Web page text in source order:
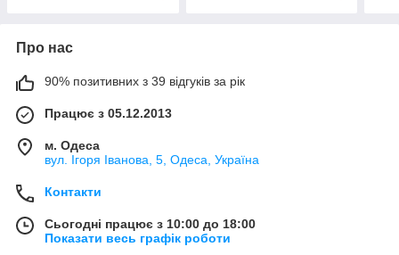
Про нас
90% позитивних з 39 відгуків за рік
Працює з 05.12.2013
м. Одеса
вул. Ігоря Іванова, 5, Одеса, Україна
Контакти
Сьогодні працює з 10:00 до 18:00
Показати весь графік роботи